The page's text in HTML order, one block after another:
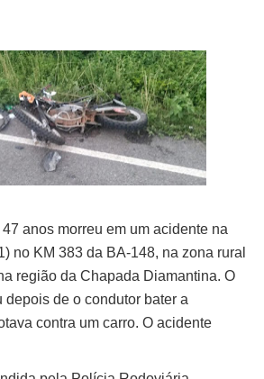
anos morreu em um acidente na
no KM 383 da BA-148, na zona rural
região da Chapada Diamantina. O
depois de o condutor bater a
contra um carro. O acidente